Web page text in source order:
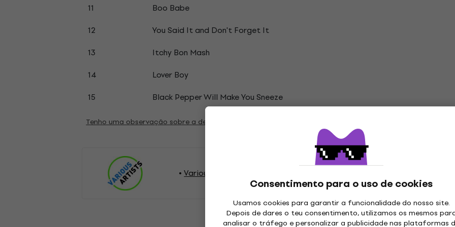
Consentimento para o uso de cookies
Usamos cookies para garantir a funcionalidade do nosso site.
Depois de dares o teu consentimento, utilizamos os mesmos
analisar o tráfego e personalizar a publicidade nas plataformas
11
Boo Babe
12
You Said It and Don't Forget It
13
Itchy Bon Mash
14
Lover Boy
15
Black Pepper Will Make You Sneeze
Tenho uma observação sobre a descrição
Various Artists Discos de vinil LP